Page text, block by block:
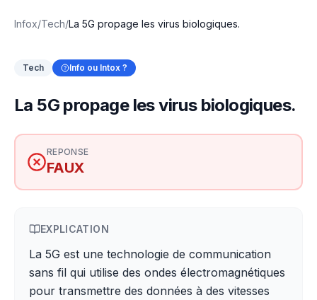
Infox/Tech/La 5G propage les virus biologiques.
Tech Info ou Intox ?
La 5G propage les virus biologiques.
REPONSE
FAUX
EXPLICATION
La 5G est une technologie de communication
sans fil qui utilise des ondes électromagnétiques
pour transmettre des données à des vitesses